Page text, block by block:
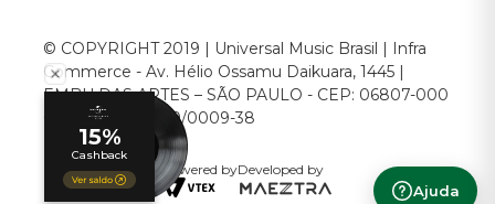
Ajuda
© COPYRIGHT 2019 | Universal Music Brasil | Infra
Commerce - Av. Hélio Ossamu Daikuara, 1445 |
EMBU DAS ARTES – SÃO PAULO - CEP: 06807-000
CNPJ: 00.952.789/0009-38
Powered byDeveloped by